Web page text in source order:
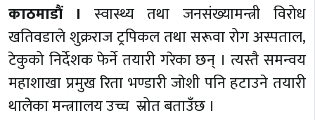
काठमाडौं । स्वास्थ्य तथा जनसंख्यामन्त्री विरोध
खतिवडाले शुक्रराज ट्रपिकल तथा सरूवा रोग अस्पताल,
टेकुको निर्देशक फेर्ने तयारी गरेका छन् । त्यस्तै समन्वय
महाशाखा प्रमुख रिता भण्डारी जाेशी पनि हटाउने तयारी
थालेेका मन्त्राालय उच्च स्रोत बताउँछ ।